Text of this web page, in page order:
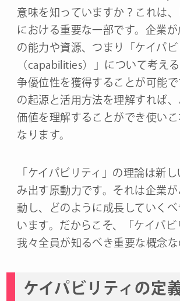
意味を知っていますか？これは
における重要な一部です。企業
の能力や資源、つまり「ケイパビ
（capabilities）」について考え
争優位性を獲得することが可能
の起源と活用方法を理解すれば
価値を理解することができ使い
なります。
「ケイパビリティ」の理論は新
み出す原動力です。それは企業
動し、どのように成長していくべ
います。だからこそ、「ケイパビ
我々全員が知るべき重要な概念な
ケイパビリティの定